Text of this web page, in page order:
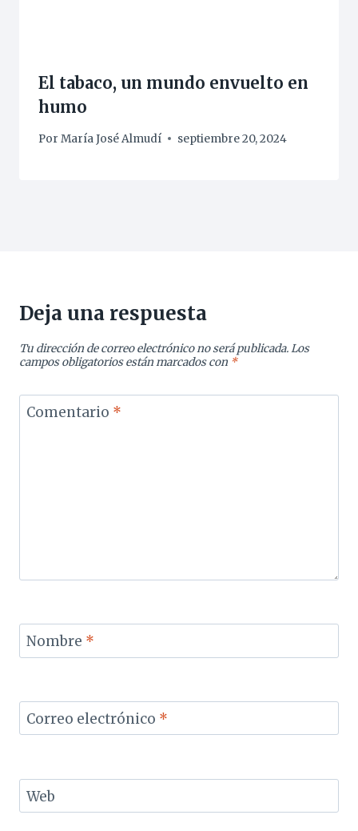
El tabaco, un mundo envuelto en
humo
Por María José Almudí septiembre 20, 2024
Deja una respuesta
Tu dirección de correo electrónico no será publicada.Los
campos obligatorios están marcados con *
Comentario *
Nombre *
Correo electrónico *
Web